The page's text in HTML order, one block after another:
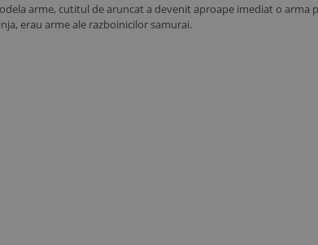
arme, cutitul de aruncat a devenit aproape imediat o
erau arme ale razboinicilor samurai.